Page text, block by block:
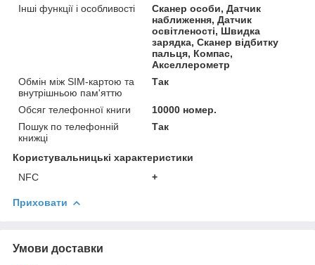
Інші функції і особливості
Сканер особи, Датчик
наближення, Датчик
освітленості, Швидка
зарядка, Сканер відбитку
пальця, Компас,
Акселлерометр
Обмін між SIM-картою та
внутрішньою пам'яттю
Так
Обсяг телефонної книги
10000 номер.
Пошук по телефонній
книжці
Так
Користувальницькі характеристики
NFC
+
Приховати
Умови доставки